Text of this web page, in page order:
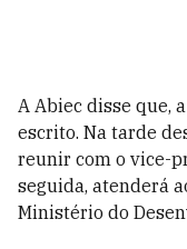
A Abiec disse que,
escrito. Na tarde
reunir com o vice-
seguida, atenderá
Ministério do